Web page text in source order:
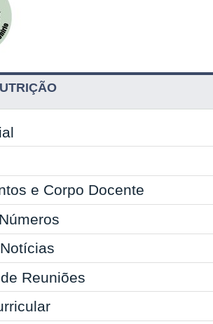
e Corpo Docente
Reuniões